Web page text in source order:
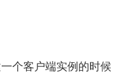
个客户端实例的时候